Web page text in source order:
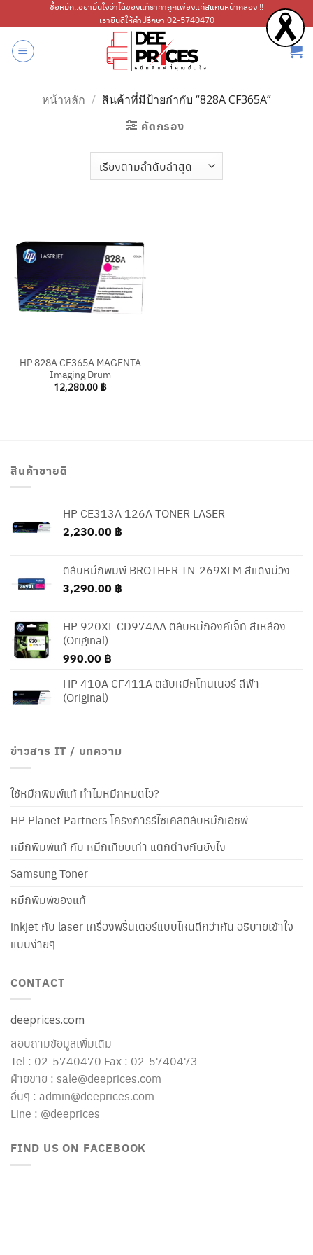
ไป
เนื้อหา
ซื้อหมึก..อย่ามั่นใจว่าได้ของแท้ราคาถูกเพียงแค่สแกนหน้ากล่อง !!
เรายินดีให้คำปรึกษา 02-5740470
หน้าหลัก / สินค้าที่มีป้ายกำกับ “828A CF365A”
คัดกรอง
HP 828A CF365A MAGENTA
Imaging Drum
12,280.00 ฿
สินค้าขายดี
HP CE313A 126A TONER LASER
2,230.00 ฿
ตลับหมึกพิมพ์ BROTHER TN-269XLM สีแดงม่วง
3,290.00 ฿
HP 920XL CD974AA ตลับหมึกอิงค์เจ็ท สีเหลือง
(Original)
990.00 ฿
HP 410A CF411A ตลับหมึกโทนเนอร์ สีฟ้า
(Original)
ข่าวสาร IT / บทความ
ใช้หมึกพิมพ์แท้ ทำไมหมึกหมดไว?
HP Planet Partners โครงการรีไซเคิลตลับหมึกเอชพี
หมึกพิมพ์แท้ กับ หมึกเทียบเท่า แตกต่างกันยังไง
Samsung Toner
หมึกพิมพ์ของแท้
inkjet กับ laser เครื่องพริ้นเตอร์แบบไหนดีกว่ากัน อธิบายเข้าใจ
แบบง่ายๆ
CONTACT
deeprices.com
สอบถามข้อมูลเพิ่มเติม
Tel : 02-5740470 Fax : 02-5740473
ฝ่ายขาย : sale@deeprices.com
อื่นๆ : admin@deeprices.com
Line : @deeprices
FIND US ON FACEBOOK